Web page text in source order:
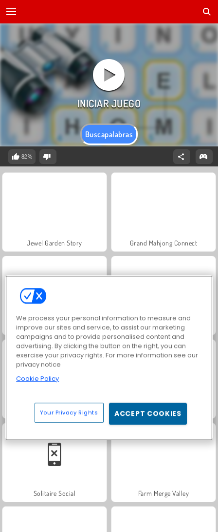
Buscapalabras
82%
Jewel Garden Story Grand Mahjong Connect
Juice Merge Trollface Quest: USA 2
Masha and the Bear: Meadows Scala 40
Solitaire Social Farm Merge Valley
We process your personal information to measure and
improve our sites and service, to assist our marketing
campaigns and to provide personalised content and
advertising. By clicking the button on the right, you can
exercise your privacy rights. For more information see our
privacy notice
Cookie Policy
Your Privacy Rights ACCEPT COOKIES